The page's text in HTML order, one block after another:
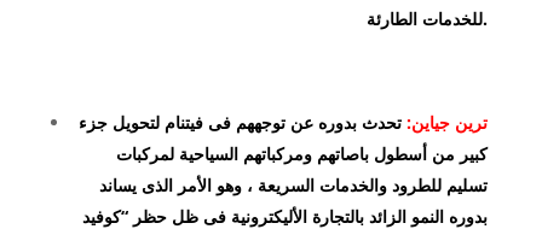
للخدمات الطارئة.
ترين جياين: تحدث بدوره عن توجههم فى فيتنام لتحويل جزء
كبير من أسطول باصاتهم ومركباتهم السياحية لمركبات
تسليم للطرود والخدمات السريعة ، وهو الأمر الذى يساند
بدوره النمو الزائد بالتجارة الأليكترونية فى ظل حظر “كوفيد